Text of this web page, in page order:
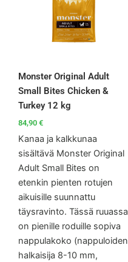
Monster Original Adult
Small Bites Chicken &
Turkey 12 kg
84,90 €
Kanaa ja kalkkunaa
sisältävä Monster Original
Adult Small Bites on
etenkin pienten rotujen
aikuisille suunnattu
täysravinto. Tässä ruuassa
on pienille roduille sopiva
nappulakoko (nappuloiden
halkaisija 8-10 mm,